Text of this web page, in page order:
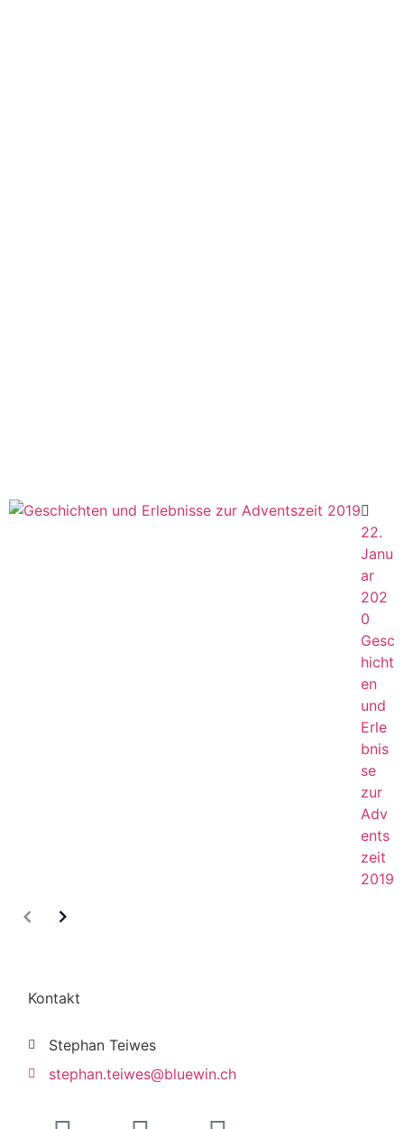
22.
Janu
ar
202
0
Gesc
hicht
en
und
Erle
bnis
se
zur
Adv
ents
zeit
2019
Kontakt
Stephan Teiwes
stephan.teiwes@bluewin.ch